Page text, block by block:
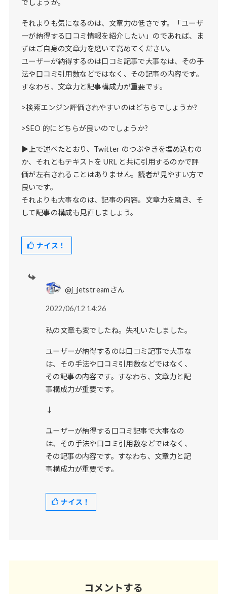
でしょうか。
それよりも気になるのは、文章力の低さです。「ユーザ
ーが納得する口コミ情報を紹介したい」のであれば、ま
ずはご自身の文章力を磨いて高めてください。
ユーザーが納得するのは口コミ記事で大事なは、その手
法や口コミ引用数などではなく、その記事の内容です。
すなわち、文章力と記事構成力が重要です。
>検索エンジン評価されやすいのはどちらでしょうか?
>SEO 的にどちらが良いのでしょうか?
▶上で述べたとおり、Twitter のつぶやきを埋め込むの
か、それともテキストを URL と共に引用するのかで評
価が左右されることはありません。読者が見やすい方で
良いです。
それよりも大事なのは、記事の内容。文章力を磨き、そ
して記事の構成も見直しましょう。
ナイス！
@j_jetstreamさん
2022/06/12 14:26
私の文章も変でしたね。失礼いたしました。
ユーザーが納得するのは口コミ記事で大事な
は、その手法や口コミ引用数などではなく、
その記事の内容です。すなわち、文章力と記
事構成力が重要です。
↓
ユーザーが納得する口コミ記事で大事なの
は、その手法や口コミ引用数などではなく、
その記事の内容です。すなわち、文章力と記
事構成力が重要です。
ナイス！
コメントする